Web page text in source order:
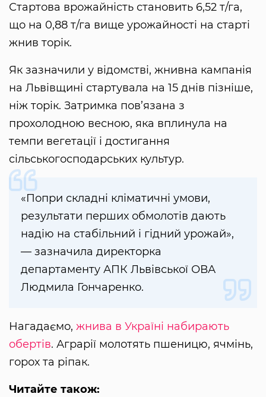
Стартова врожайність становить 6,52 т/га,
що на 0,88 т/га вище урожайності на старті
жнив торік.
Як зазначили у відомстві, жнивна кампанія
на Львівщині стартувала на 15 днів пізніше,
ніж торік. Затримка пов’язана з
прохолодною весною, яка вплинула на
темпи вегетації і достигання
сільськогосподарських культур.
«Попри складні кліматичні умови,
результати перших обмолотів дають
надію на стабільний і гідний урожай»,
— зазначила директорка
департаменту АПК Львівської ОВА
Людмила Гончаренко.
Нагадаємо, жнива в Україні набирають
обертів. Аграрії молотять пшеницю, ячмінь,
горох та ріпак.
Читайте також: